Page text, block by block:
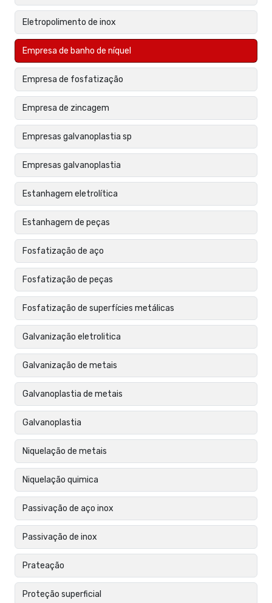
Eletropolimento de inox
Empresa de banho de níquel
Empresa de fosfatização
Empresa de zincagem
Empresas galvanoplastia sp
Empresas galvanoplastia
Estanhagem eletrolítica
Estanhagem de peças
Fosfatização de aço
Fosfatização de peças
Fosfatização de superfícies metálicas
Galvanização eletrolitica
Galvanização de metais
Galvanoplastia de metais
Galvanoplastia
Niquelação de metais
Niquelação quimica
Passivação de aço inox
Passivação de inox
Prateação
Proteção superficial